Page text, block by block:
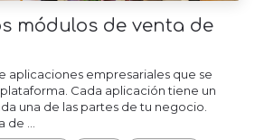
módulos de venta de
aplicaciones empresariales que se
Cada aplicación tiene un
una de las partes de tu negocio.
...